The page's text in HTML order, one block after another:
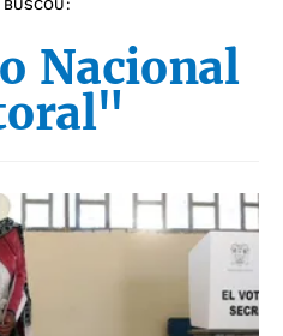
BUSCOU:
Nacional